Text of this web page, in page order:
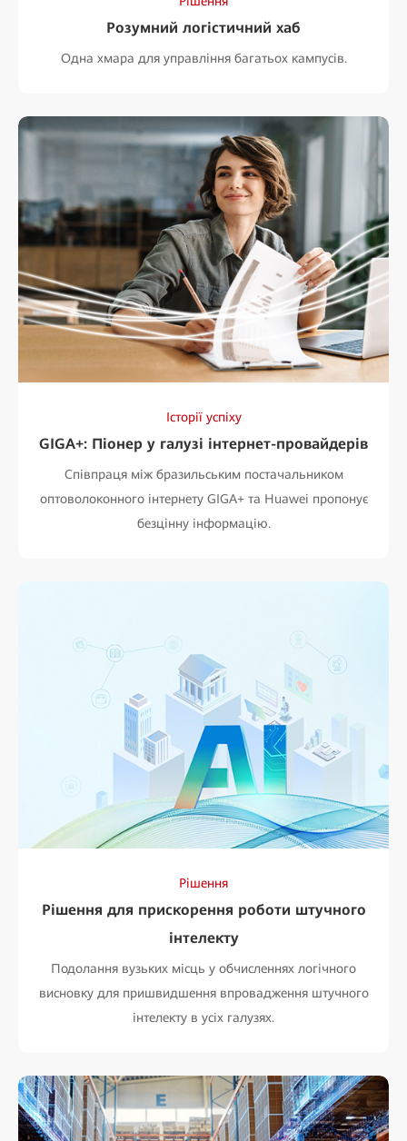
Розумний логістичний хаб
Одна хмара для управління багатьох кампусів.
Історії успіху
GIGA+: Піонер у галузі інтернет-провайдерів
Співпраця між бразильським постачальником
оптоволоконного інтернету GIGA+ та Huawei пропонує
безцінну інформацію.
Рішення
Рішення для прискорення роботи штучного
інтелекту
Подолання вузьких місць у обчисленнях логічного
висновку для пришвидшення впровадження штучного
інтелекту в усіх галузях.